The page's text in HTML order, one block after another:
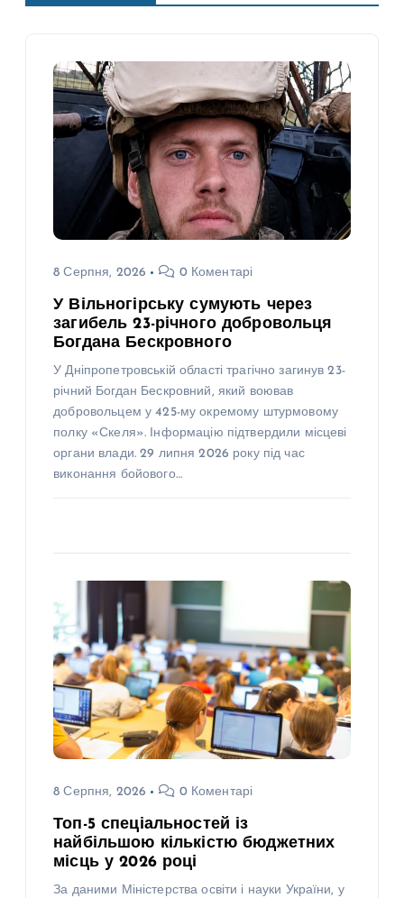
8 Серпня, 2026 0 Коментарі
У Вільногірську сумують через
загибель 23-річного добровольця
Богдана Бескровного
У Дніпропетровській області трагічно загинув 23-
річний Богдан Бескровний, який воював
добровольцем у 425-му окремому штурмовому
полку «Скеля». Інформацію підтвердили місцеві
органи влади. 29 липня 2026 року під час
виконання бойового…
8 Серпня, 2026 0 Коментарі
Топ-5 спеціальностей із
найбільшою кількістю бюджетних
місць у 2026 році
За даними Міністерства освіти і науки України, у